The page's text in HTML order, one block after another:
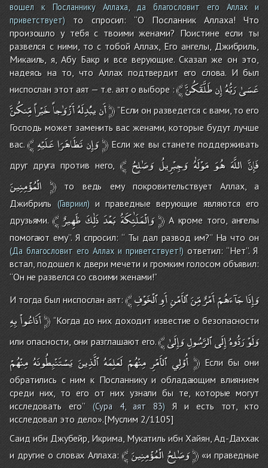
вошел к Посланнику Аллаха, да благословит его Аллах и
приветствует)то спросил: ‘‘О Посланник Аллаха! Что
произошло у тебя с твоими женами? Поистине если ты
развелся с ними, то с тобой Аллах, Его ангелы, Джибриль,
Микаиль, я, Абу Бакр и все верующие. Сказал же он это,
надеясь на то, что Аллах подтвердит его слова. И был
ниспослан этот аят — т.е. аят о выборе :﴾ عَسَىٰرَبُّهُإِنطَلَّقَكُنَّ
أَنيبُْدِلَهُأَزْوَٰجاًخَيْراًمِّنكُنَّ ﴿‘‘Если он разведется с вами, то его
Господь может заменить вас женами, которые будут лучше
вас.﴾ وَإِنتَظَاهَرَاعَلَيْهِ ﴿Если же вы станете поддерживать
друг друга против него, ﴾ فَإِنَّ اللَّهَ هُوَ مَوْلَٰهُ وَجِبْرِيلُ وَصَٰلِحُ
الْمُؤْمِنِينَ ﴿то ведь ему покровительствует Аллах, а
Джибриль (Гавриил)и праведные верующие являются его
друзьями.﴾ وَالْمَلَٰئِكَةُ بَعْدَ ذَٰلِكَ ظَهِيرٌ ﴿А кроме того, ангелы
помогают ему’’. Я спросил: ‘‘ Ты дал развод им?’’ На что он
(Да благословит его Аллах и приветствует!)ответил: ‘‘Нет’’. Я
встал, подошел к двери мечети и громким голосом объявил:
‘‘Он не развелся со своими женами!’’
И тогда был ниспослан аят: ﴾ وَإِذَاجَآءَهُمْأَمْرٌمِّنَٱلأَمْنِأَوِٱلْخَوْفِ
أَذَاعُواْبِهِ ﴿‘‘Когда до них доходит известие о безопасности
или опасности, они разглашают его.﴾ وَلَوْرَدُّوهُإِلَىٱلرَّسُولِوَإِلَىٰ
أُوْلِي ٱلأَمْرِ مِنْهُمْ لَعَلِمَهُ ٱلَّذِينَ يَسْتَنْبِطُونَهُ مِنْهُمْ ﴿Если бы они
обратились с ним к Посланнику и обладающим влиянием
среди них, то его от них узнали бы те, которые могут
исследовать его’’(Сура 4, аят 83)Я и есть тот, кто
исследовал это дело».[Муслим 2/1105]
Саид ибн Джубейр, Икрима, Мукатиль ибн Хайян, Ад-Даххак
и другие о словах Аллаха:﴾ وَصَٰلِحُالْمُؤْمِنِينَ ﴿«и праведные